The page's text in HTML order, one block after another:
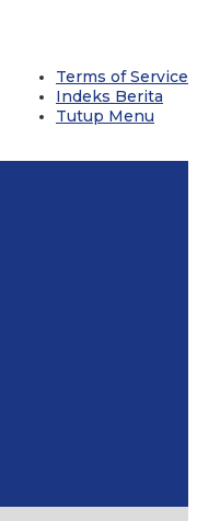
Terms of Service
Indeks Berita
Tutup Menu